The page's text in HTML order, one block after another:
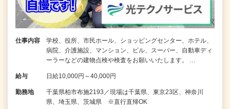
仕事内容
学校、役所、市民ホール、ショッピングセンター、ホテル、
病院、介護施設、マンション、ビル、スーパー、自動車ディ
ーラーなどの建物点検や検査をお願いいたします。 …
給与 日給10,000円～40,000円
勤務地
千葉県柏市布施2193／現場は千葉県、東京23区、神奈川
県、埼玉県、茨城県 ※直行直帰OK